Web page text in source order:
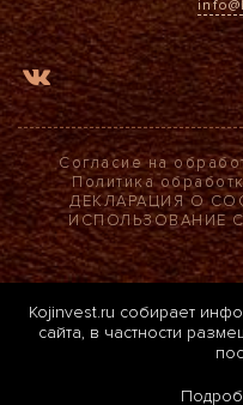
Согласие на
Политика
ДЕКЛАРАЦИЯ О
ИСПОЛЬЗОВАНИЕ
Kojinvest.ru собирает
сайта, в частности